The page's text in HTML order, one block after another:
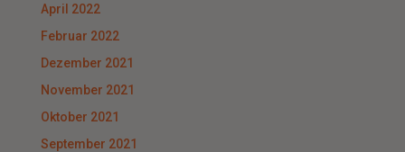
April 2022
Februar 2022
Dezember 2021
November 2021
Oktober 2021
September 2021